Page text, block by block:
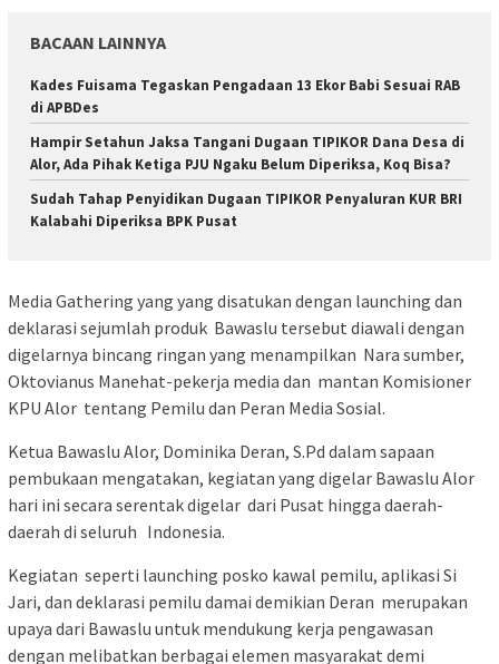
BACAAN LAINNYA
Kades Fuisama Tegaskan Pengadaan 13 Ekor Babi Sesuai RAB
di APBDes
Hampir Setahun Jaksa Tangani Dugaan TIPIKOR Dana Desa di
Alor, Ada Pihak Ketiga PJU Ngaku Belum Diperiksa, Koq Bisa?
Sudah Tahap Penyidikan Dugaan TIPIKOR Penyaluran KUR BRI
Kalabahi Diperiksa BPK Pusat
Media Gathering yang yang disatukan dengan launching dan
deklarasi sejumlah produk Bawaslu tersebut diawali dengan
digelarnya bincang ringan yang menampilkan Nara sumber,
Oktovianus Manehat-pekerja media dan mantan Komisioner
KPU Alor tentang Pemilu dan Peran Media Sosial.
Ketua Bawaslu Alor, Dominika Deran, S.Pd dalam sapaan
pembukaan mengatakan, kegiatan yang digelar Bawaslu Alor
hari ini secara serentak digelar dari Pusat hingga daerah-
daerah di seluruh Indonesia.
Kegiatan seperti launching posko kawal pemilu, aplikasi Si
Jari, dan deklarasi pemilu damai demikian Deran merupakan
upaya dari Bawaslu untuk mendukung kerja pengawasan
dengan melibatkan berbagai elemen masyarakat demi